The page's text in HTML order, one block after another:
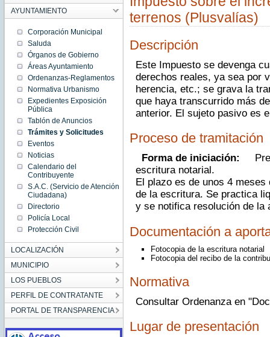
AYUNTAMIENTO
Corporación Municipal
Saluda
Órganos de Gobierno
Áreas Ayuntamiento
Ordenanzas-Reglamentos
Normativa Urbanismo
Expedientes Exposición
Pública
Tablón de Anuncios
Trámites y Solicitudes
Eventos
Noticias
Calendario del
Contribuyente
S.A.C. (Servicio de Atención
Ciudadana)
Directorio
Policía Local
Protección Civil
LOCALIZACIÓN
MUNICIPIO
LOS PUEBLOS
PERFIL DE CONTRATANTE
PORTAL DE TRANSPARENCIA
terrenos (Plusvalías)
Descripción
Este Impuesto se devenga
derechos reales, ya sea por
herencia, etc.; se grava la
que haya transcurrido más
anterior. El sujeto pasivo es
Proceso de tramitación
Forma de iniciación:
escritura notarial.
El plazo es de unos 4
de la escritura. Se practica
y se notifica resolución de la
Documentación a
Fotocopia de la escritura notarial
Fotocopia del recibo de la
Normativa
Consultar Ordenanza en
Lugar de presentación